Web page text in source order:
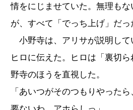
情をにじませていた。無理も
が、すべて「でっち上げ」だっ
小野寺は、アリサが説明して
ヒロに伝えた。ヒロは「裏切
野寺のほうを直視した。
「あいつがそのつもりやった